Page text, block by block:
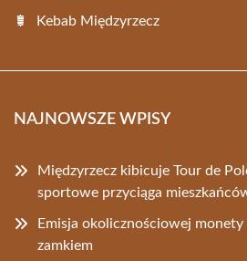
Kebab Międzyrzecz
NAJNOWSZE WPISY
Międzyrzecz kibicuje Tour de
sportowe przyciąga
Emisja okolicznościowej
zamkiem